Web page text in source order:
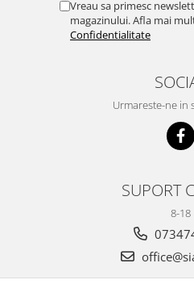
Vreau sa primesc
magazinului. Afla mai
Confidentialitate
Urmareste-ne in
SUPORT
8-18